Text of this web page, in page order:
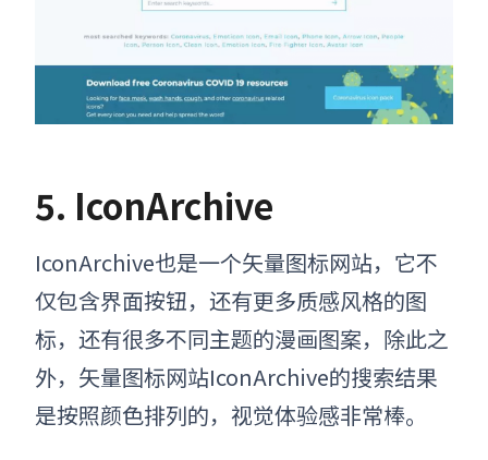
5. IconArchive
IconArchive也是一个矢量图标网站，它不
仅包含界面按钮，还有更多质感风格的图
标，还有很多不同主题的漫画图案，除此之
外， 矢量图标网站IconArchive的搜索结果
是按照颜色排列的，视觉体验感非常棒。